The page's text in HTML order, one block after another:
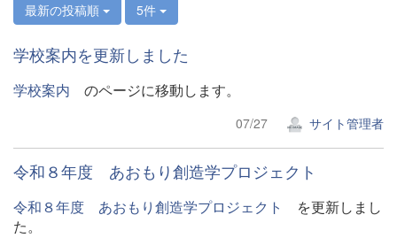
最新の投稿順 5件
学校案内を更新しました
学校案内 のページに移動します。
07/27 サイト管理者
令和８年度 あおもり創造学プロジェクト
令和８年度 あおもり創造学プロジェクト
を更新しまし
た。